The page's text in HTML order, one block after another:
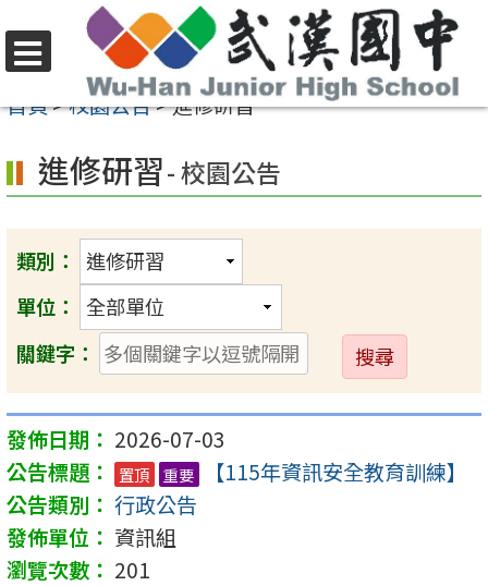
至
內
容
選
單
首頁>校園公告>進修研習
進修研習- 校園公告
類別：
單位：
關鍵字：
送
出
2026-07-03
置頂 重要
【115年資訊安全教育訓練】
行政公告
資訊組
201